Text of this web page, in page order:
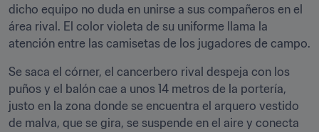
dicho equipo no duda en unirse a sus compañeros en el
área rival. El color violeta de su uniforme llama la
atención entre las camisetas de los jugadores de campo.
Se saca el córner, el cancerbero rival despeja con los
puños y el balón cae a unos 14 metros de la portería,
justo en la zona donde se encuentra el arquero vestido
de malva, que se gira, se suspende en el aire y conecta